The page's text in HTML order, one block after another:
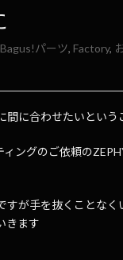
Bagus!パーツ, Factory,
間に合わせたいという
ィングのご依頼の
すが手を抜くことなく
きます